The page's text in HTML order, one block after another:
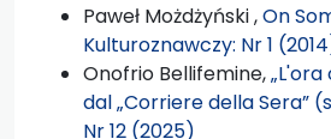
Paweł Możdżyński ,On
Kulturoznawczy: Nr 1
Onofrio Bellifemine,
dal „Corriere della Sera”
Nr 12 (2025)